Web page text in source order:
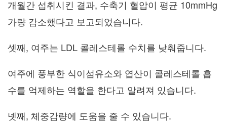
개월간 섭취시킨 결과, 수축기 혈압이 평균 10mmHg
가량 감소했다고 보고되었습니다.
셋째, 여주는 LDL 콜레스테롤 수치를 낮춰줍니다.
여주에 풍부한 식이섬유소와 엽산이 콜레스테롤 흡
수를 억제하는 역할을 한다고 알려져 있습니다.
넷째, 체중감량에 도움을 줄 수 있습니다.